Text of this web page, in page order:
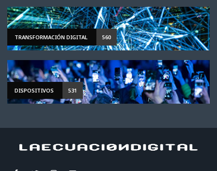
TRANSFORMACIÓN DIGITAL 560
DISPOSITIVOS 531